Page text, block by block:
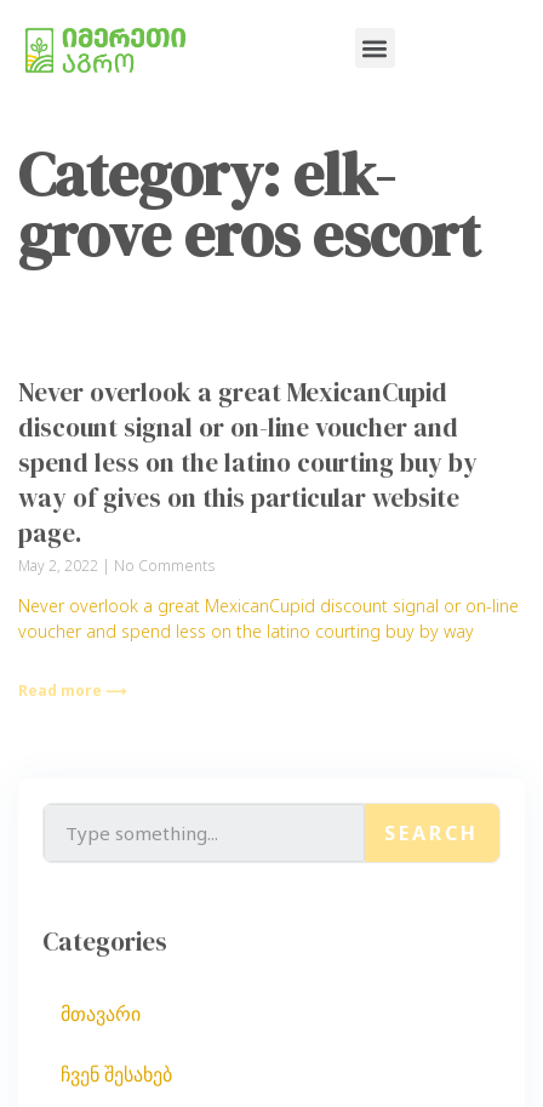
Category: elk-
grove eros escort
Never overlook a great MexicanCupid
discount signal or on-line voucher and
spend less on the latino courting buy by
way of gives on this particular website
page.
May 2, 2022 No Comments
Never overlook a great MexicanCupid discount signal or on-line
voucher and spend less on the latino courting buy by way
Read more ⟶
SEARCH
Categories
მთავარი
ჩვენ შესახებ